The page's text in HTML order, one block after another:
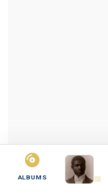
ALBUMS